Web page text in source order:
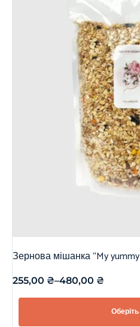
Зернова мішанка “My
255,00 ₴–480,00 ₴
Оберіть